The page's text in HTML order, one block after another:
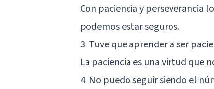
Con paciencia y perseverancia
podemos estar seguros.
3. Tuve que aprender a ser
La paciencia es una virtud que
4. No puedo seguir siendo el